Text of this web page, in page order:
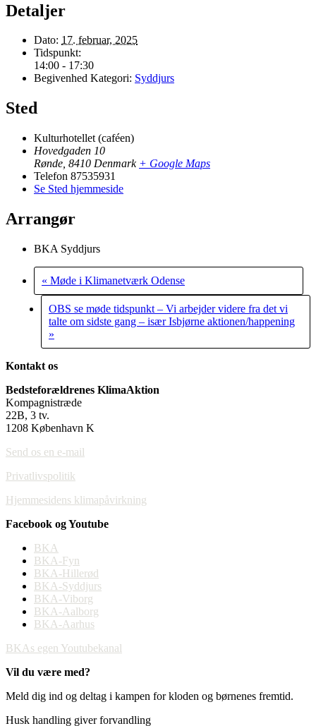
Detaljer
Dato: 17. februar, 2025
Tidspunkt:
14:00 - 17:30
Begivenhed Kategori: Syddjurs
Sted
Kulturhotellet (caféen)
Hovedgaden 10
Rønde 8410 Denmark + Google Maps
Telefon 87535931
Se Sted hjemmeside
Arrangør
BKA Syddjurs
« Møde i Klimanetværk Odense
OBS se møde tidspunkt – Vi arbejder videre fra det vi
talte om sidste gang – især Isbjørne aktionen/happening
»
Kontakt os
Bedsteforældrenes KlimaAktion
Kompagnistræde
22B, 3 tv.
1208 København K
Send os en e-mail
Privatlivspolitik
Hjemmesidens klimapåvirkning
Facebook og Youtube
BKA
BKA-Fyn
BKA-Hillerød
BKA-Syddjurs
BKA-Viborg
BKA-Aalborg
BKA-Aarhus
BKAs egen Youtubekanal
Vil du være med?
Meld dig ind og deltag i kampen for kloden og børnenes fremtid.
Husk handling giver forvandling